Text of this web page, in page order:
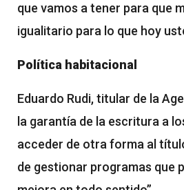
que vamos a tener para que
igualitario para lo que hoy
Política habitacional
Eduardo Rudi, titular de la
la garantía de la escritura a
acceder de otra forma al
de gestionar programas que